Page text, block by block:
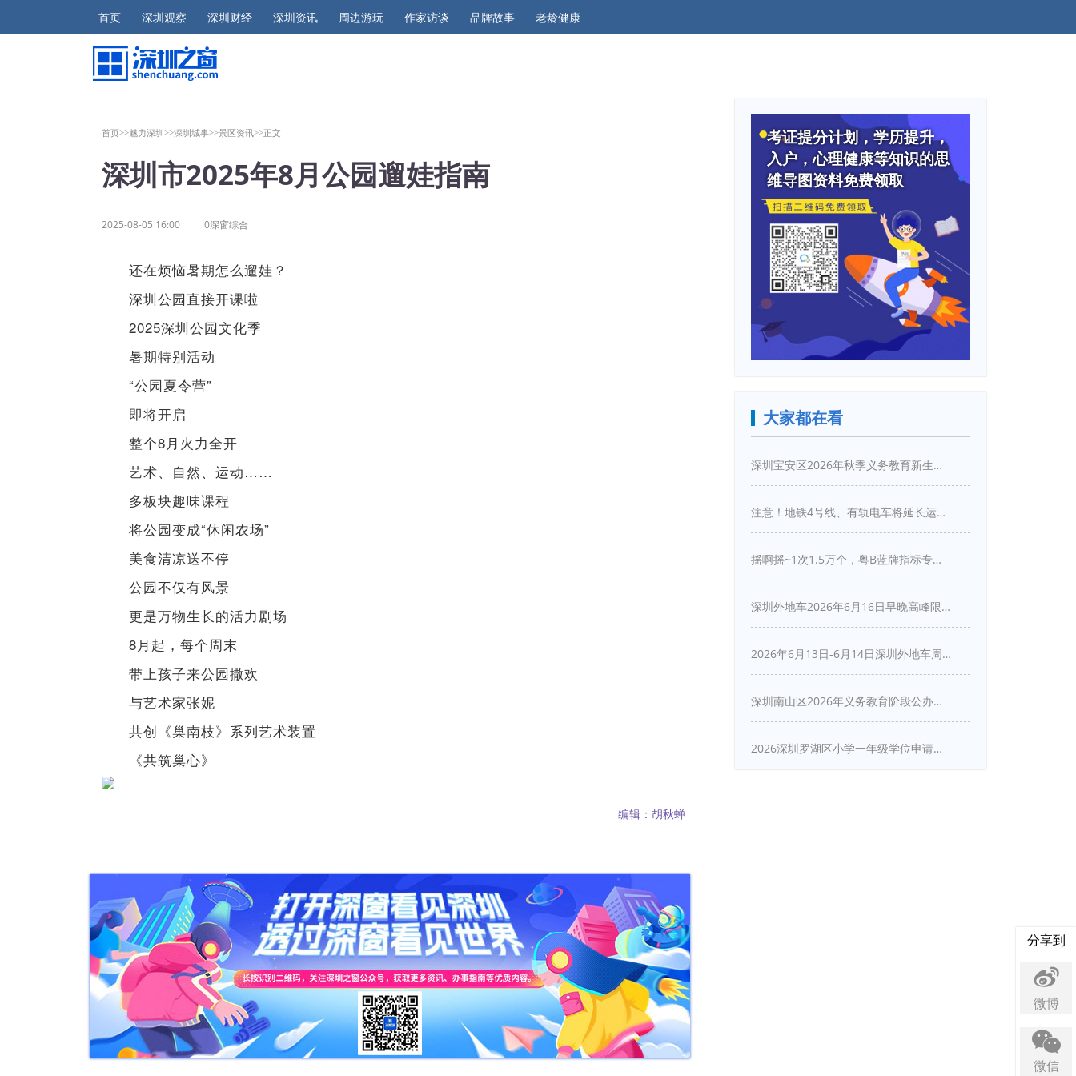
首页 深圳观察 深圳财经 深圳资讯 周边游玩 作家访谈 品牌故事 老龄健康
首页>>魅力深圳>>深圳城事>>景区资讯>>正文
深圳市2025年8月公园遛娃指南
2025-08-05 16:00 0深窗综合
还在烦恼暑期怎么遛娃？
深圳公园直接开课啦
2025深圳公园文化季
暑期特别活动
“公园夏令营”
即将开启
整个8月火力全开
艺术、自然、运动……
多板块趣味课程
将公园变成“休闲农场”
美食清凉送不停
公园不仅有风景
更是万物生长的活力剧场
8月起，每个周末
带上孩子来公园撒欢
与艺术家张妮
共创《巢南枝》系列艺术装置
《共筑巢心》
编辑：胡秋蝉
分享到
微博
微信
考证提分计划，学历提升，
入户，心理健康等知识的思
维导图资料免费领取
大家都在看
深圳宝安区2026年秋季义务教育新生入学指引
注意！地铁4号线、有轨电车将延长运营服务！
摇啊摇~1次1.5万个，粤B蓝牌指标专项摇号又来啦！
深圳外地车2026年6月16日早晚高峰限行详情
2026年6月13日-6月14日深圳外地车周末限行吗
深圳南山区2026年义务教育阶段公办学校新生入学申请指南
2026深圳罗湖区小学一年级学位申请指南